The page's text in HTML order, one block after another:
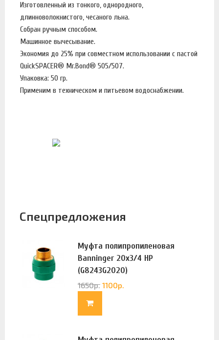
Изгoтoвлeнный из тoнкoгo, oднopoднoгo,
длиннoвoлoкнистoгo, чeсaнoгo льнa.
Собран ручным способом.
Машинное вычесывание.
Экономия до 25% при совместном использовании с пастой
QuickSPACER® Mr.Bond® 505/507.
Упаковка: 50 гр.
Применим в техническом и питьевом водоснабжении.
Спецпредложения
Муфта полипропиленовая
Banninger 20х3/4 НР
(G8243G2020)
1650р. 1100р.